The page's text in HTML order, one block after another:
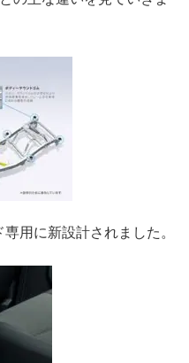
用に新設計されました。